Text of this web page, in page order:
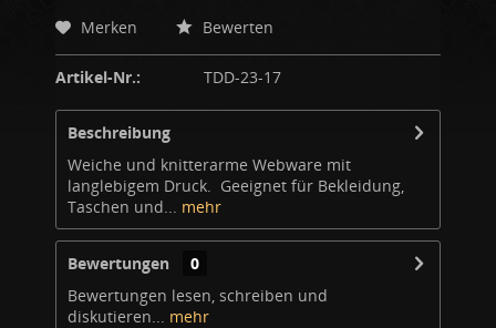
Merken Bewerten
Artikel-Nr.: TDD-23-17
Beschreibung
Weiche und knitterarme Webware mit
langlebigem Druck. Geeignet für Bekleidung,
Taschen und... mehr
Bewertungen
0
Bewertungen lesen, schreiben und
diskutieren... mehr